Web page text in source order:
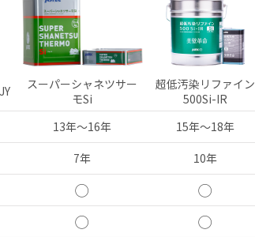
スーパーシャネツサー
モSi
超低汚染リファイン
500Si-IR
13年〜16年 15年〜18年
7年 10年
◯ ◯
◯ ◯